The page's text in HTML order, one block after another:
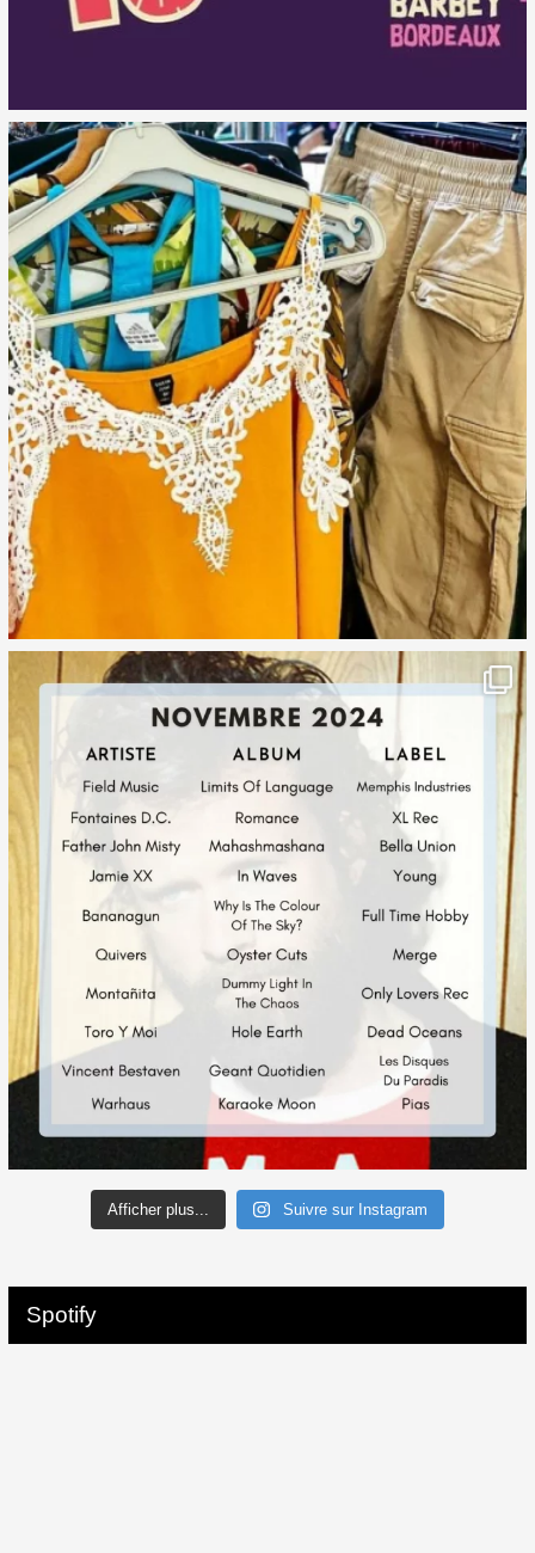
Afficher plus... Suivre sur Instagram
Spotify